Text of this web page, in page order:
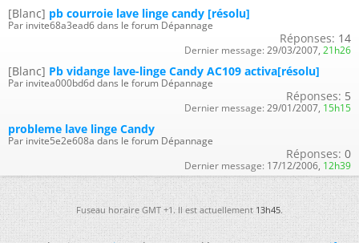
[Blanc] pb courroie lave linge candy [résolu]
Par invite68a3ead6 dans le forum Dépannage
Réponses: 14
Dernier message: 29/03/2007, 21h26
[Blanc] Pb vidange lave-linge Candy AC109 activa[résolu]
Par invitea000bd6d dans le forum Dépannage
Réponses: 5
Dernier message: 29/01/2007, 15h15
probleme lave linge Candy
Par invite5e2e608a dans le forum Dépannage
Réponses: 0
Dernier message: 17/12/2006, 12h39
Fuseau horaire GMT +1. Il est actuellement13h45.